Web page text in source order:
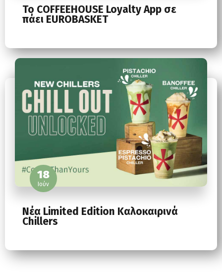
To COFFEEHOUSE Loyalty App σε
πάει EUROBASKET
18
Ιούν
Νέα Limited Edition Καλοκαιρινά
Chillers